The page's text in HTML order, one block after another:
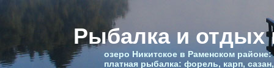
Рыбалка и отдых
озеро Никитское в Раменском
платная рыбалка: форель, карп,